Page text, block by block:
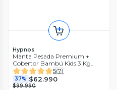
Hypnos
Manta Pesada Premium +
Cobertor Bambú Kids 3 Kg
Antiestrés
5(7)
37% $62.990
$99.990